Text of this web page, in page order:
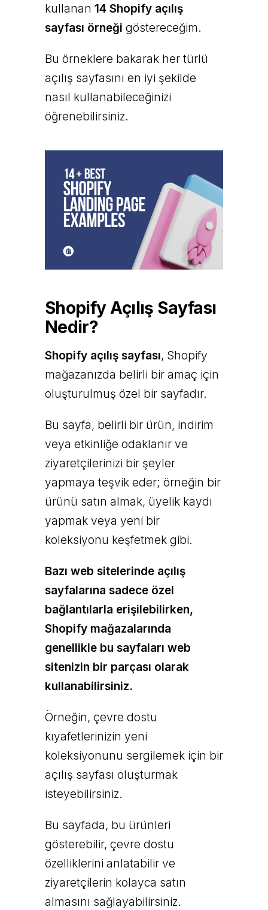
kullanan 14 Shopify açılış
sayfası örneği göstereceğim.
Bu örneklere bakarak her türlü
açılış sayfasını en iyi şekilde
nasıl kullanabileceğinizi
öğrenebilirsiniz.
Shopify Açılış Sayfası
Nedir?
Shopify açılış sayfası, Shopify
mağazanızda belirli bir amaç için
oluşturulmuş özel bir sayfadır.
Bu sayfa, belirli bir ürün, indirim
veya etkinliğe odaklanır ve
ziyaretçilerinizi bir şeyler
yapmaya teşvik eder; örneğin bir
ürünü satın almak, üyelik kaydı
yapmak veya yeni bir
koleksiyonu keşfetmek gibi.
Bazı web sitelerinde açılış
sayfalarına sadece özel
bağlantılarla erişilebilirken,
Shopify mağazalarında
genellikle bu sayfaları web
sitenizin bir parçası olarak
kullanabilirsiniz.
Örneğin, çevre dostu
kıyafetlerinizin yeni
koleksiyonunu sergilemek için bir
açılış sayfası oluşturmak
isteyebilirsiniz.
Bu sayfada, bu ürünleri
gösterebilir, çevre dostu
özelliklerini anlatabilir ve
ziyaretçilerin kolayca satın
almasını sağlayabilirsiniz.